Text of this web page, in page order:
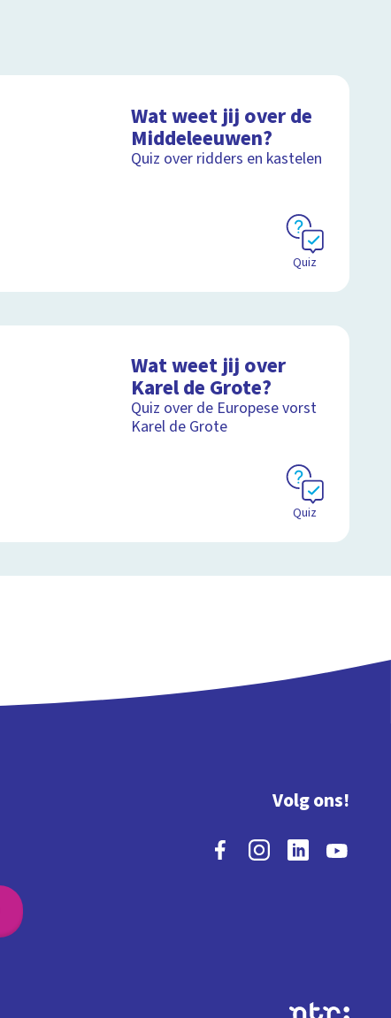
Wat weet jij over de
Middeleeuwen?
Quiz over ridders en kastelen
Quiz
Wat weet jij over
Karel de Grote?
Quiz over de Europese vorst
Karel de Grote
Quiz
Volg ons!